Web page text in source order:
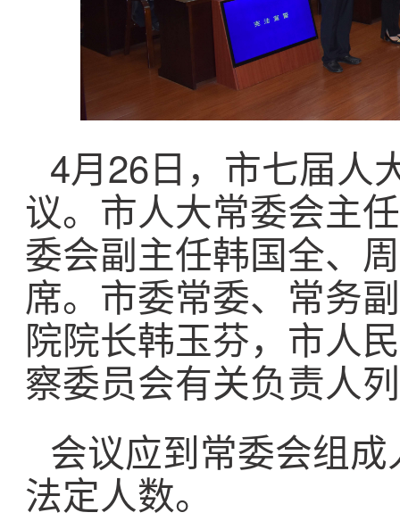
4月26日，市七届人
议。市人大常委会主
委会副主任韩国全、
席。市委常委、常务
院院长韩玉芬，市人
察委员会有关负责人
会议应到常委会组
法定人数。